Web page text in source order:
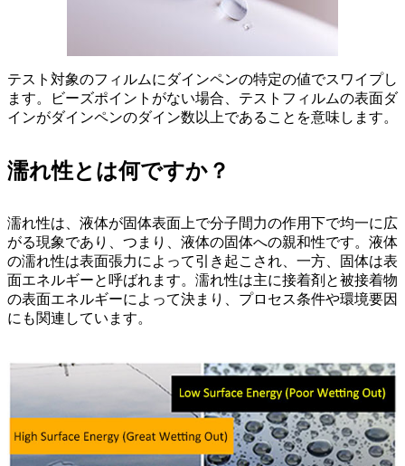
テスト対象のフィルムにダインペンの特定の値でスワイプし
ます。ビーズポイントがない場合、テストフィルムの表面ダ
インがダインペンのダイン数以上であることを意味します。
濡れ性とは何ですか？
濡れ性は、液体が固体表面上で分子間力の作用下で均一に広
がる現象であり、つまり、液体の固体への親和性です。液体
の濡れ性は表面張力によって引き起こされ、一方、固体は表
面エネルギーと呼ばれます。濡れ性は主に接着剤と被接着物
の表面エネルギーによって決まり、プロセス条件や環境要因
にも関連しています。